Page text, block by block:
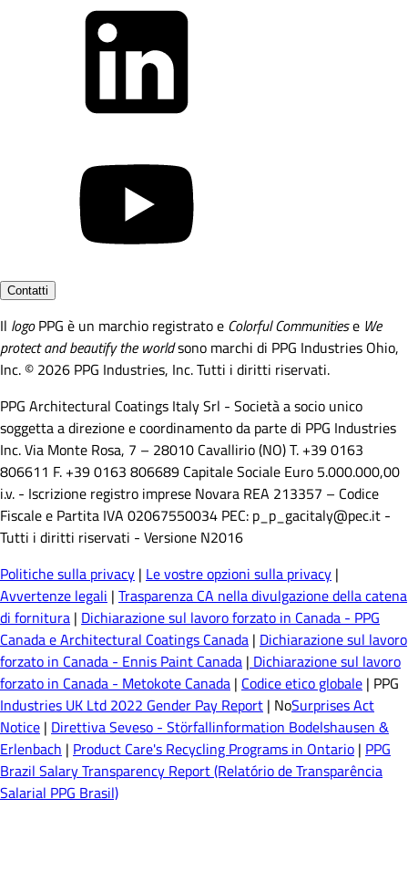
Contatti
Il logoPPG è un marchio registrato e Colorful Communitiese We
protect and beautify the worldsono marchi di PPG Industries Ohio,
Inc. © 2026 PPG Industries, Inc. Tutti i diritti riservati.
PPG Architectural Coatings Italy Srl - Società a socio unico
soggetta a direzione e coordinamento da parte di PPG Industries
Inc. Via Monte Rosa, 7 – 28010 Cavallirio (NO) T. +39 0163
806611 F. +39 0163 806689 Capitale Sociale Euro 5.000.000,00
i.v. - Iscrizione registro imprese Novara REA 213357 – Codice
Fiscale e Partita IVA 02067550034 PEC: p_p_gacitaly@pec.it -
Tutti i diritti riservati - Versione N2016
Politiche sulla privacy | Le vostre opzioni sulla privacy |
Avvertenze legali | Trasparenza CA nella divulgazione della catena
di fornitura | Dichiarazione sul lavoro forzato in Canada - PPG
Canada e Architectural Coatings Canada | Dichiarazione sul lavoro
forzato in Canada - Ennis Paint Canada | Dichiarazione sul lavoro
forzato in Canada - Metokote Canada | Codice etico globale | PPG
Industries UK Ltd 2022 Gender Pay Report | NoSurprises Act
Notice | Direttiva Seveso - Störfallinformation Bodelshausen &
Erlenbach | Product Care's Recycling Programs in Ontario | PPG
Brazil Salary Transparency Report (Relatório de Transparência
Salarial PPG Brasil)